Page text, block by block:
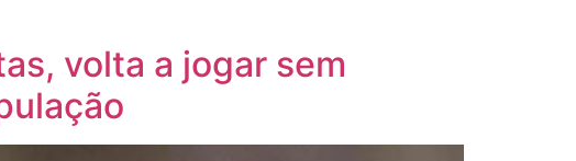
volta a jogar sem